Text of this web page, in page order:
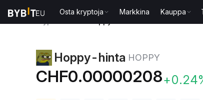
Osta kryptoja Markkina Kauppa
Hoppy-hinta HOPPY
CHF0.00000208